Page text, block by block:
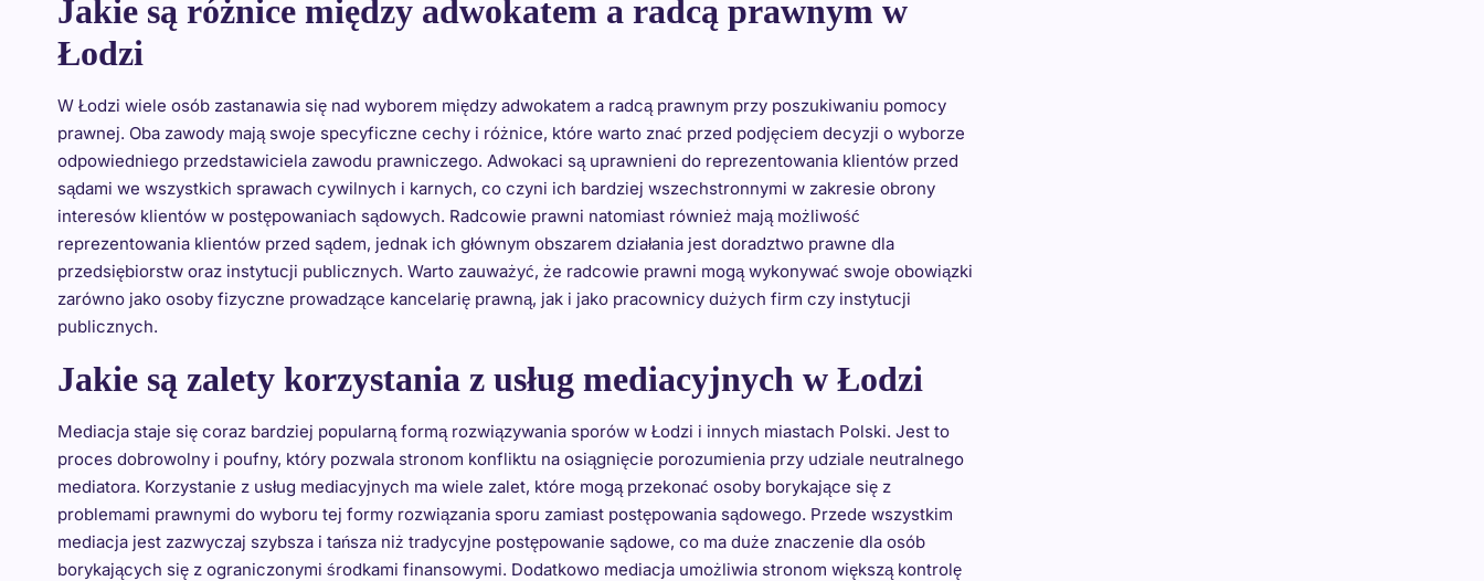
Jakie są różnice między adwokatem a radcą prawnym w
Łodzi
W Łodzi wiele osób zastanawia się nad wyborem między adwokatem a radcą prawnym przy poszukiwaniu pomocy
prawnej. Oba zawody mają swoje specyficzne cechy i różnice, które warto znać przed podjęciem decyzji o wyborze
odpowiedniego przedstawiciela zawodu prawniczego. Adwokaci są uprawnieni do reprezentowania klientów przed
sądami we wszystkich sprawach cywilnych i karnych, co czyni ich bardziej wszechstronnymi w zakresie obrony
interesów klientów w postępowaniach sądowych. Radcowie prawni natomiast również mają możliwość
reprezentowania klientów przed sądem, jednak ich głównym obszarem działania jest doradztwo prawne dla
przedsiębiorstw oraz instytucji publicznych. Warto zauważyć, że radcowie prawni mogą wykonywać swoje obowiązki
zarówno jako osoby fizyczne prowadzące kancelarię prawną, jak i jako pracownicy dużych firm czy instytucji
publicznych.
Jakie są zalety korzystania z usług mediacyjnych w Łodzi
Mediacja staje się coraz bardziej popularną formą rozwiązywania sporów w Łodzi i innych miastach Polski. Jest to
proces dobrowolny i poufny, który pozwala stronom konfliktu na osiągnięcie porozumienia przy udziale neutralnego
mediatora. Korzystanie z usług mediacyjnych ma wiele zalet, które mogą przekonać osoby borykające się z
problemami prawnymi do wyboru tej formy rozwiązania sporu zamiast postępowania sądowego. Przede wszystkim
mediacja jest zazwyczaj szybsza i tańsza niż tradycyjne postępowanie sądowe, co ma duże znaczenie dla osób
borykających się z ograniczonymi środkami finansowymi. Dodatkowo mediacja umożliwia stronom większą kontrolę